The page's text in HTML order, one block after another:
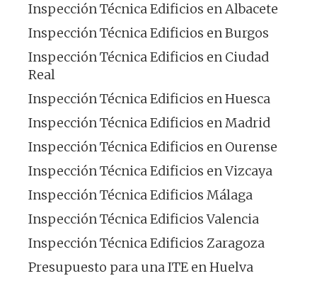
Inspección Técnica Edificios en Albacete
Inspección Técnica Edificios en Burgos
Inspección Técnica Edificios en Ciudad
Real
Inspección Técnica Edificios en Huesca
Inspección Técnica Edificios en Madrid
Inspección Técnica Edificios en Ourense
Inspección Técnica Edificios en Vizcaya
Inspección Técnica Edificios Málaga
Inspección Técnica Edificios Valencia
Inspección Técnica Edificios Zaragoza
Presupuesto para una ITE en Huelva